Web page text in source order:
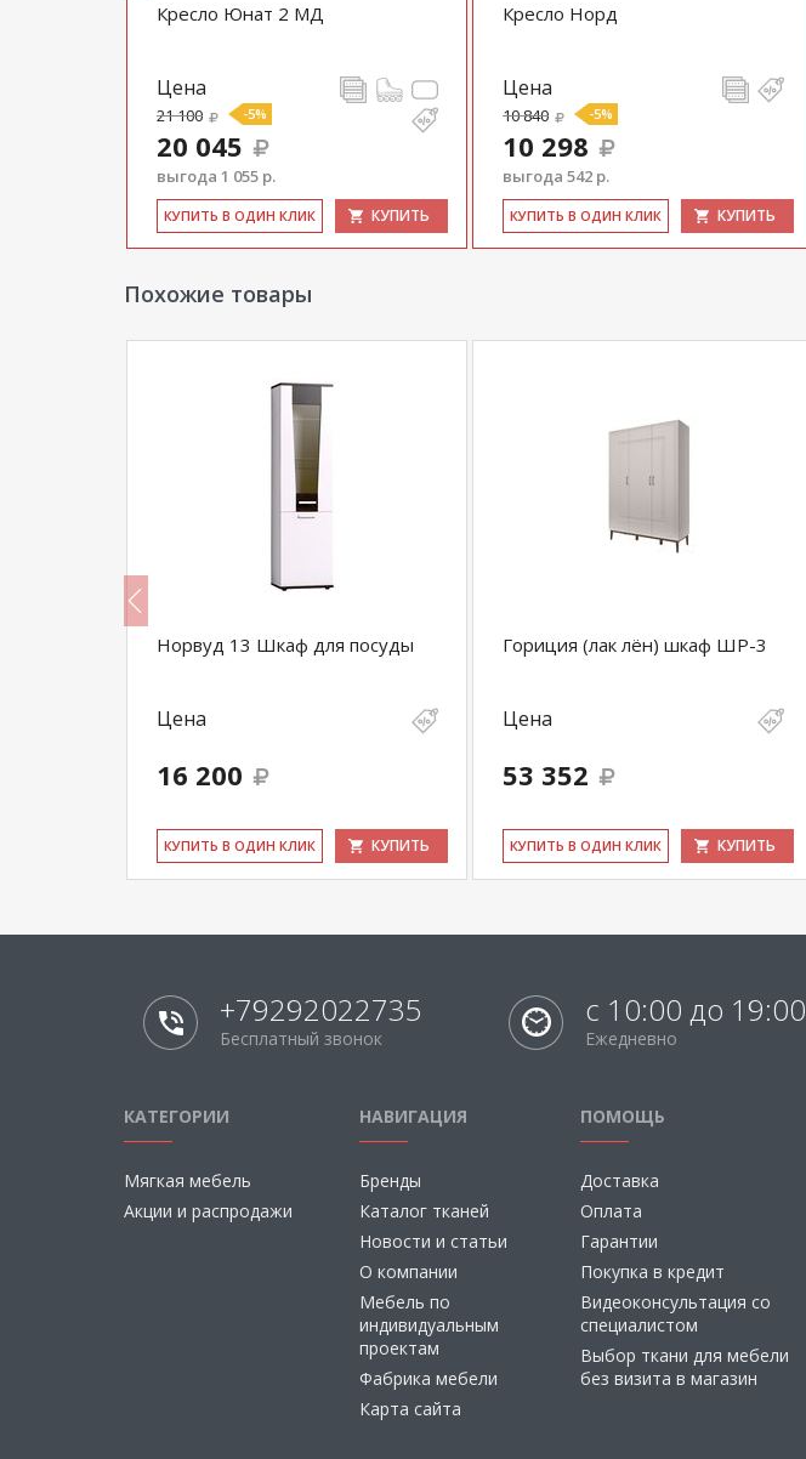
Кресло Юнат 2 МД
Цена
21 100 -5%
20 045
выгода 1 055 р.
КУ­ПИТЬ В ОДИН КЛИК КУПИТЬ
Кресло Норд
Цена
10 840 -5%
10 298
выгода 542 р.
КУ­ПИТЬ В ОДИН КЛИК КУПИТЬ
Похожие товары
Норвуд 13 Шкаф для посуды
Цена
16 200
КУ­ПИТЬ В ОДИН КЛИК КУПИТЬ
Гориция (лак лён) шкаф ШР-3
Цена
53 352
КУ­ПИТЬ В ОДИН КЛИК КУПИТЬ
+79292022735
Бесплатный звонок
с 10:00 до 19:00
Ежедневно
КАТЕГОРИИ
Мягкая мебель
Акции и распродажи
НАВИГАЦИЯ
Бренды
Каталог тканей
Новости и статьи
О компании
Мебель по
индивидуальным
проектам
Фабрика мебели
Карта сайта
ПОМОЩЬ
Доставка
Оплата
Гарантии
Покупка в кредит
Видеоконсультация со
специалистом
Выбор ткани для мебели
без визита в магазин